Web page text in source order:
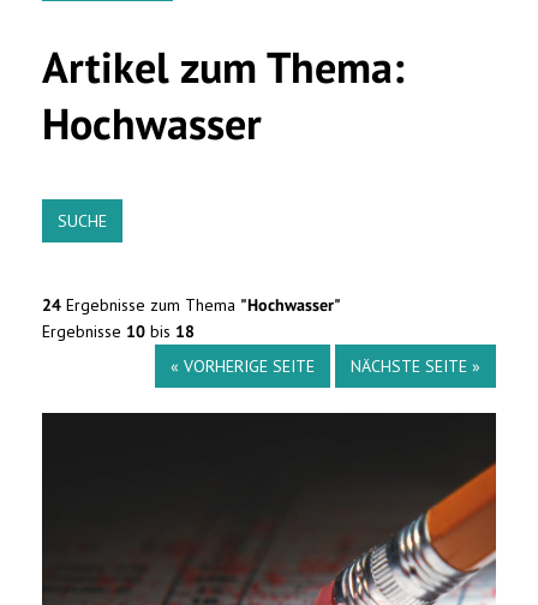
Artikel zum Thema:
Hochwasser
SUCHE
24 Ergebnisse zum Thema "Hochwasser"
Ergebnisse 10 bis 18
« VORHERIGE SEITE
NÄCHSTE SEITE »